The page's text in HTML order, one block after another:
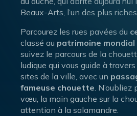
Beaux-Arts, l’un des plus
Parcourez les rues pavées du
classé au patrimoine mondial
suivez le parcours de la
ludique qui vous guide à
sites de la ville, avec un
fameuse chouette. N’oubliez
vœu, la main gauche sur la
attention à la salamandre.